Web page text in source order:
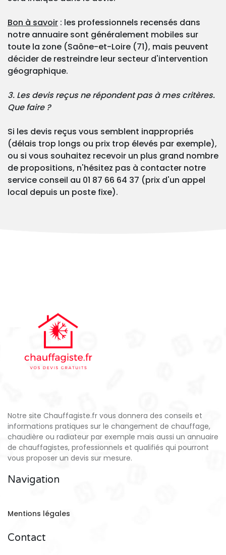
Bon à savoir : les professionnels recensés dans
notre annuaire sont généralement mobiles sur
toute la zone (Saône-et-Loire (71), mais peuvent
décider de restreindre leur secteur d'intervention
géographique.
3. Les devis reçus ne répondent pas à mes critères.
Que faire ?
Si les devis reçus vous semblent inappropriés
(délais trop longs ou prix trop élevés par exemple),
ou si vous souhaitez recevoir un plus grand nombre
de propositions, n'hésitez pas à contacter notre
service conseil au 01 87 66 64 37 (prix d'un appel
local depuis un poste fixe).
Notre site Chauffagiste.fr vous donnera des conseils et
informations pratiques sur le changement de chauffage,
chaudière ou radiateur par exemple mais aussi un annuaire
de chauffagistes, professionnels et qualifiés qui pourront
vous proposer un devis sur mesure.
Navigation
Mentions légales
Contact